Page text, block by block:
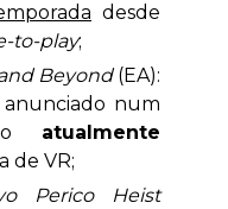
desde
to-play;
Beyond(EA):
num
atualmente
de VR;
Perico Heist